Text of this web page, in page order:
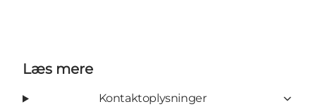
Læs mere
Kontaktoplysninger